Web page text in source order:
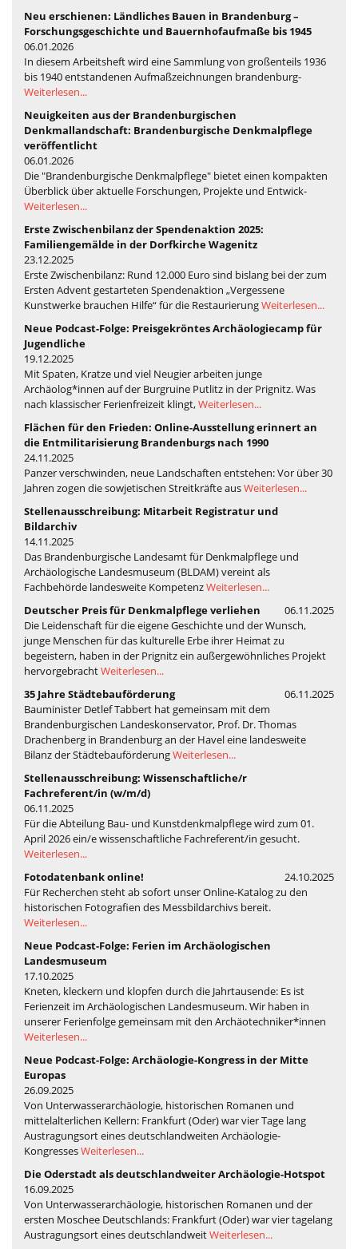
Neu erschienen: Ländliches Bauen in Brandenburg –
Forschungsgeschichte und Bauernhofaufmaße bis 1945
06.01.2026
In diesem Arbeitsheft wird eine Sammlung von großenteils 1936
bis 1940 entstandenen Aufmaßzeichnungen brandenburg-
Weiterlesen...
Neuigkeiten aus der Brandenburgischen
Denkmallandschaft: Brandenburgische Denkmalpflege
veröffentlicht
06.01.2026
Die "Brandenburgische Denkmalpflege" bietet einen kompakten
Überblick über aktuelle Forschungen, Projekte und Entwick-
Weiterlesen...
Erste Zwischenbilanz der Spendenaktion 2025:
Familiengemälde in der Dorfkirche Wagenitz
23.12.2025
Erste Zwischenbilanz: Rund 12.000 Euro sind bislang bei der zum
Ersten Advent gestarteten Spendenaktion „Vergessene
Kunstwerke brauchen Hilfe“ für die RestaurierungWeiterlesen...
Neue Podcast-Folge: Preisgekröntes Archäologiecamp für
Jugendliche
19.12.2025
Mit Spaten, Kratze und viel Neugier arbeiten junge
Archäolog*innen auf der Burgruine Putlitz in der Prignitz. Was
nach klassischer Ferienfreizeit klingt,Weiterlesen...
Flächen für den Frieden: Online-Ausstellung erinnert an
die Entmilitarisierung Brandenburgs nach 1990
24.11.2025
Panzer verschwinden, neue Landschaften entstehen: Vor über 30
Jahren zogen die sowjetischen Streitkräfte ausWeiterlesen...
Stellenausschreibung: Mitarbeit Registratur und
Bildarchiv
14.11.2025
Das Brandenburgische Landesamt für Denkmalpflege und
Archäologische Landesmuseum (BLDAM) vereint als
Fachbehörde landesweite KompetenzWeiterlesen...
Deutscher Preis für Denkmalpflege verliehen
06.11.2025
Die Leidenschaft für die eigene Geschichte und der Wunsch,
junge Menschen für das kulturelle Erbe ihrer Heimat zu
begeistern, haben in der Prignitz ein außergewöhnliches Projekt
hervorgebrachtWeiterlesen...
35 Jahre Städtebauförderung
06.11.2025
Bauminister Detlef Tabbert hat gemeinsam mit dem
Brandenburgischen Landeskonservator, Prof. Dr. Thomas
Drachenberg in Brandenburg an der Havel eine landesweite
Bilanz der StädtebauförderungWeiterlesen...
Stellenausschreibung: Wissenschaftliche/r
Fachreferent/in (w/m/d)
06.11.2025
Für die Abteilung Bau- und Kunstdenkmalpflege wird zum 01.
April 2026 ein/e wissenschaftliche Fachreferent/in gesucht.
Weiterlesen...
Fotodatenbank online!
24.10.2025
Für Recherchen steht ab sofort unser Online-Katalog zu den
historischen Fotografien des Messbildarchivs bereit.
Weiterlesen...
Neue Podcast-Folge: Ferien im Archäologischen
Landesmuseum
17.10.2025
Kneten, kleckern und klopfen durch die Jahrtausende: Es ist
Ferienzeit im Archäologischen Landesmuseum. Wir haben in
unserer Ferienfolge gemeinsam mit den Archäotechniker*innen
Weiterlesen...
Neue Podcast-Folge: Archäologie-Kongress in der Mitte
Europas
26.09.2025
Von Unterwasserarchäologie, historischen Romanen und
mittelalterlichen Kellern: Frankfurt (Oder) war vier Tage lang
Austragungsort eines deutschlandweiten Archäologie-
KongressesWeiterlesen...
Die Oderstadt als deutschlandweiter Archäologie-Hotspot
16.09.2025
Von Unterwasserarchäologie, historischen Romanen und der
ersten Moschee Deutschlands: Frankfurt (Oder) war vier tagelang
Austragungsort eines deutschlandweitWeiterlesen...